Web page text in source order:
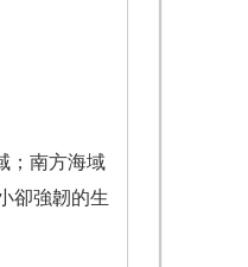
；南方海域
卻強韌的生